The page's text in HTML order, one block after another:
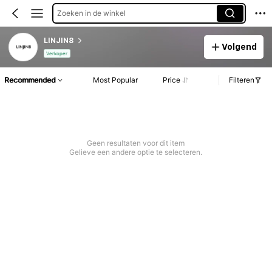
Zoeken in de winkel
LINJIN8
Verkoper
Volgend
Recommended Most Popular Price Filteren
Geen resultaten voor dit item
Gelieve een andere optie te selecteren.